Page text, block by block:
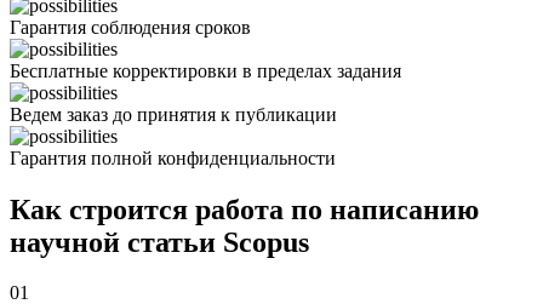
Гарантия соблюдения сроков
Бесплатные корректировки в пределах задания
Ведем заказ до принятия к публикации
Гарантия полной конфиденциальности
Как строится работа по написанию
научной статьи Scopus
01